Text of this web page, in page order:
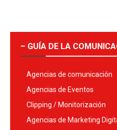
– GUÍA DE LA
Agencias de comunicación
Agencias de Eventos
Clipping / Monitorización
Agencias de Marketing